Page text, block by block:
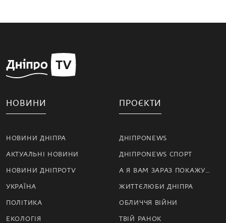
НОВИНИ
НОВИНИ ДНІПРА
АКТУАЛЬНІ НОВИНИ
НОВИНИ ДНІПРОTV
УКРАЇНА
ПОЛІТИКА
ЕКОЛОГІЯ
ПРОЄКТИ
ДНІПРОNEWS
ДНІПРОNEWS СПОРТ
А Я ВАМ ЗАРАЗ ПОКАЖУ…
ЖИТТЄЛЮБИ ДНІПРА
ОБЛИЧЧЯ ВІЙНИ
ТВІЙ РАНОК